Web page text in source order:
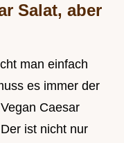
Salat, aber
man einfach
es immer der
Caesar
ist nicht nur